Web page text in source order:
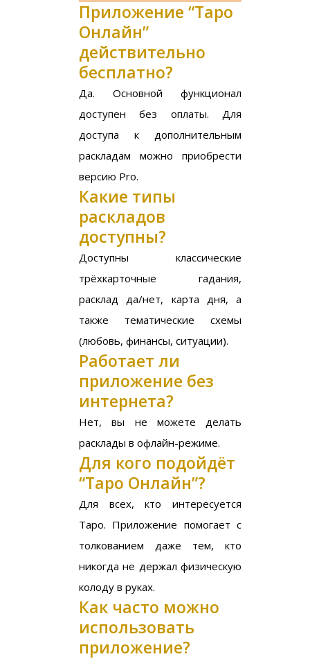
Приложение “Таро
Онлайн”
действительно
бесплатно?
Да. Основной функционал
доступен без оплаты. Для
доступа к дополнительным
раскладам можно приобрести
версию Pro.
Какие типы
раскладов
доступны?
Доступны классические
трёхкарточные гадания,
расклад да/нет, карта дня, а
также тематические схемы
(любовь, финансы, ситуации).
Работает ли
приложение без
интернета?
Нет, вы не можете делать
расклады в офлайн-режиме.
Для кого подойдёт
“Таро Онлайн”?
Для всех, кто интересуется
Таро. Приложение помогает с
толкованием даже тем, кто
никогда не держал физическую
колоду в руках.
Как часто можно
использовать
приложение?